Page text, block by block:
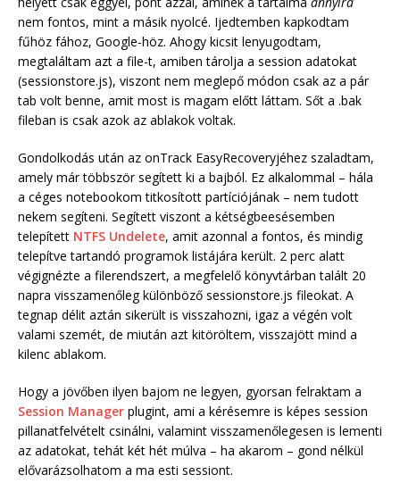
nem fontos, mint a másik nyolcé. Ijedtemben kapkodtam
fűhöz fához, Google-höz. Ahogy kicsit lenyugodtam,
megtaláltam azt a file-t, amiben tárolja a session adatokat
(sessionstore.js), viszont nem meglepő módon csak az a pár
tab volt benne, amit most is magam előtt láttam. Sőt a .bak
fileban is csak azok az ablakok voltak.
Gondolkodás után az onTrack EasyRecoveryjéhez szaladtam,
amely már többször segített ki a bajból. Ez alkalommal – hála
a céges notebookom titkosított partíciójának – nem tudott
nekem segíteni. Segített viszont a kétségbeesésemben
telepített NTFS Undelete, amit azonnal a fontos, és mindig
telepítve tartandó programok listájára került. 2 perc alatt
végignézte a filerendszert, a megfelelő könyvtárban talált 20
napra visszamenőleg különböző sessionstore.js fileokat. A
tegnap délit aztán sikerült is visszahozni, igaz a végén volt
valami szemét, de miután azt kitöröltem, visszajött mind a
kilenc ablakom.
Hogy a jövőben ilyen bajom ne legyen, gyorsan felraktam a
Session Manager plugint, ami a kérésemre is képes session
pillanatfelvételt csinálni, valamint visszamenőlegesen is lementi
az adatokat, tehát két hét múlva – ha akarom – gond nélkül
elővarázsolhatom a ma esti sessiont.